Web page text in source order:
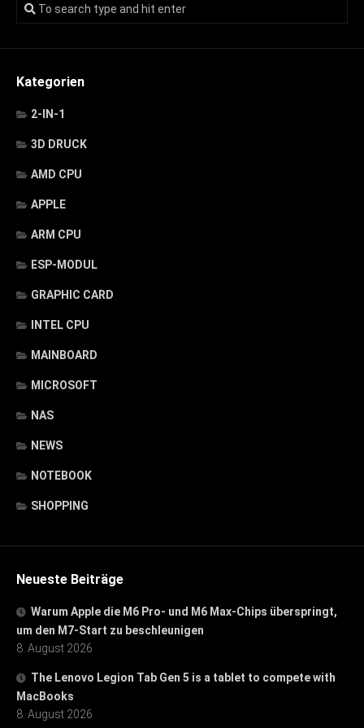
Kategorien
2-IN-1
3D DRUCK
AMD CPU
APPLE
ARM CPU
ESP-MODUL
GRAPHIC CARD
INTEL CPU
MAINBOARD
MICROSOFT
NAS
NEWS
NOTEBOOK
SHOPPING
Neueste Beiträge
Warum Apple die M6 Pro- und M6 Max-Chips überspringt,
um den M7-Start zu beschleunigen
8. August 2026
The Lenovo Legion Tab Gen 5 is a tablet to compete with
MacBooks
8. August 2026